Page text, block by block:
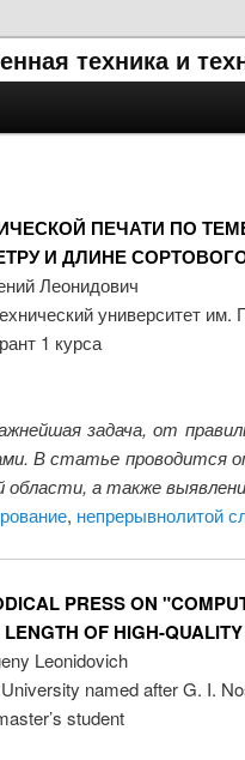
техника и
ПЕЧАТИ ПО
И ДЛИНЕ
Леонидович
университет им.
1 курса
задача, от
В статье
а также
, непрерывнолитой
PRESS ON
OF HIGH-
Leonidovich
named after G. I.
student